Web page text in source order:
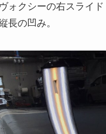
ォクシーの右スライ
長の凹み。